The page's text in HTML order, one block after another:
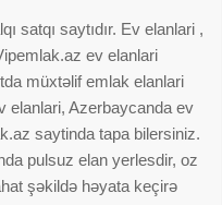
satqı saytıdır. Ev elanlari ,
ev elanlari
müxtəlif emlak elanlari
elanlari, Azerbaycanda ev
saytinda tapa bilersiniz.
pulsuz elan yerlesdir, oz
şəkildə həyata keçirə